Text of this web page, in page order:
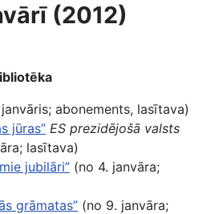
(2012)
janvāris; abonements, lasītava)
jūras” ES prezidējošā valsts
lasītava)
jubilāri” (no 4. janvāra;
grāmatas” (no 9. janvāra;